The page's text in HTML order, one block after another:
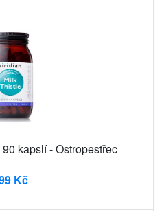
kapslí - Ostropestřec
Kč